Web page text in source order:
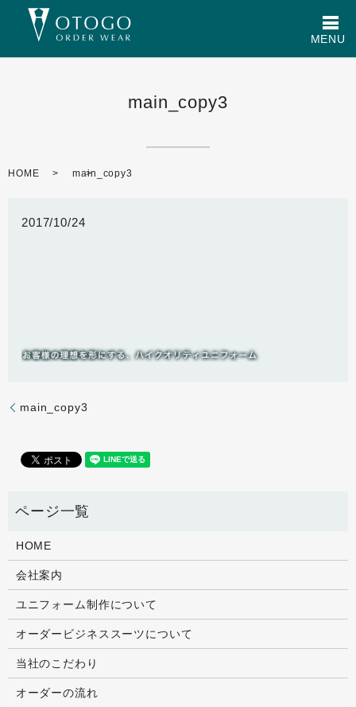
メ
MENU
main_copy3
HOME main_copy3
2017/10/24
main_copy3
HOME
会社案内
ユニフォーム制作について
オーダービジネススーツについて
当社のこだわり
オーダーの流れ